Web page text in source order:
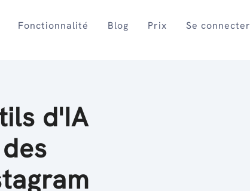
Fonctionnalité Blog Prix Se connecter
d'IA